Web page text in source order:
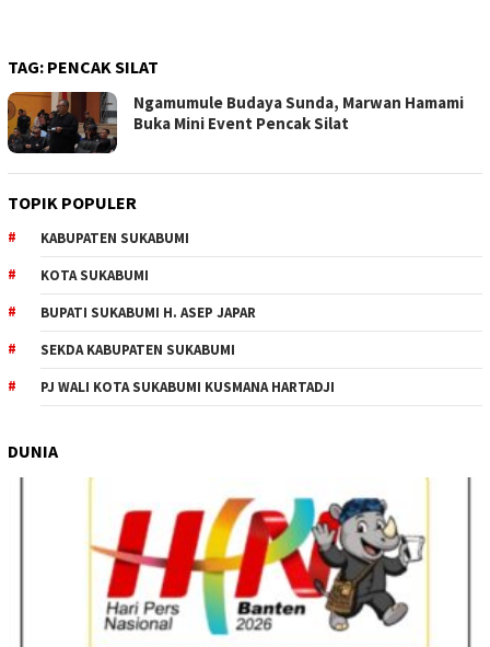
TAG: PENCAK SILAT
Ngamumule Budaya Sunda, Marwan Hamami
Buka Mini Event Pencak Silat
TOPIK POPULER
KABUPATEN SUKABUMI
KOTA SUKABUMI
BUPATI SUKABUMI H. ASEP JAPAR
SEKDA KABUPATEN SUKABUMI
PJ WALI KOTA SUKABUMI KUSMANA HARTADJI
DUNIA